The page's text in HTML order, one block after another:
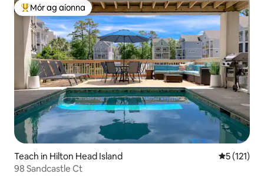
An-mhór ag aíonna
Mór ag aíonna
Teach in Hilton Head Island Meánrátáil
5 (121)
98 Sandcastle Ct